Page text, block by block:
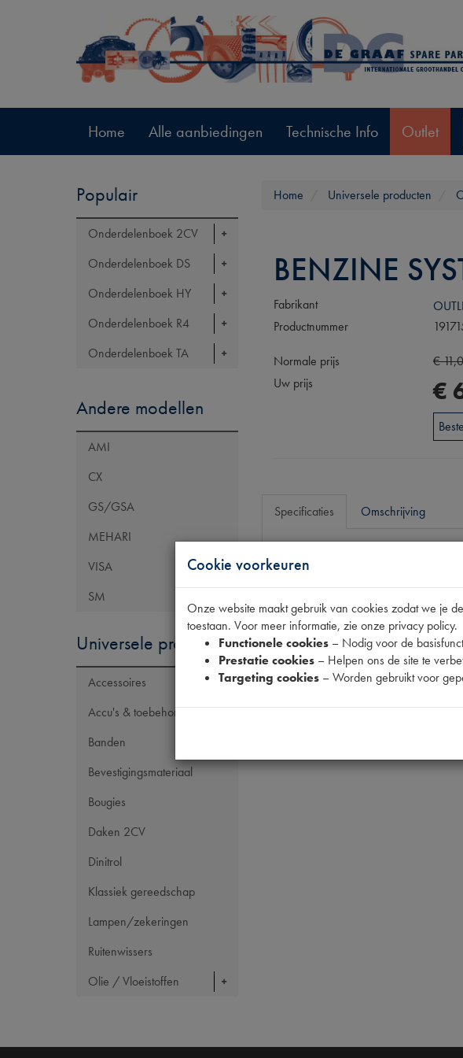
Home Alle aanbiedingen Technische Info Outlet
Populair
Onderdelenboek 2CV
Onderdelenboek DS
Onderdelenboek HY
Onderdelenboek R4
Onderdelenboek TA
Andere modellen
AMI
CX
GS/GSA
MEHARI
VISA
SM
Universele producten
Accessoires
Accu's & toebehoren
Banden
Bevestigingsmateriaal
Bougies
Daken 2CV
Dinitrol
Klassiek gereedschap
Lampen/zekeringen
Ruitenwissers
Olie / Vloeistoffen
Home Universele producten
BENZINE
Fabrikant
Productnummer
Normale prijs €11,
Uw prijs
€
Specificaties Omschrijving
Eigenschappen
Cookie voorkeuren
Onze website maakt gebruik van cookies zodat we je
toestaan. Voor meer informatie, zie onze privacy policy.
Functionele cookies – Nodig voor de
Prestatie cookies – Helpen ons de site te
Targeting cookies – Worden gebruikt voor